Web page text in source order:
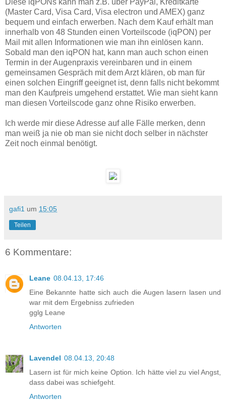
(Master Card, Visa Card, Visa electron und AMEX) ganz
bequem und einfach erwerben. Nach dem Kauf erhält man
innerhalb von 48 Stunden einen Vorteilscode (iqPON) per
Mail mit allen Informationen wie man ihn einlösen kann.
Sobald man den iqPON hat, kann man auch schon einen
Termin in der Augenpraxis vereinbaren und in einem
gemeinsamen Gespräch mit dem Arzt klären, ob man für
einen solchen Eingriff geeignet ist, denn falls nicht bekommt
man den Kaufpreis umgehend erstattet. Wie man sieht kann
man diesen Vorteilscode ganz ohne Risiko erwerben.
Ich werde mir diese Adresse auf alle Fälle merken, denn
man weiß ja nie ob man sie nicht doch selber in nächster
Zeit noch einmal benötigt.
gafi1 um 15:05
Teilen
6 Kommentare:
Leane 08.04.13, 17:46
Eine Bekannte hatte sich auch die Augen lasern lasen und
war mit dem Ergebniss zufrieden
gglg Leane
Antworten
Lavendel 08.04.13, 20:48
Lasern ist für mich keine Option. Ich hätte viel zu viel Angst,
dass dabei was schiefgeht.
Antworten